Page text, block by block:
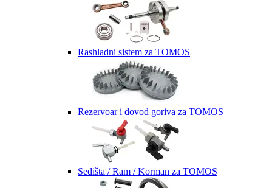
Rashladni sistem za TOMOS
Rezervoar i dovod goriva za TOMOS
Sedišta / Ram / Korman za TOMOS